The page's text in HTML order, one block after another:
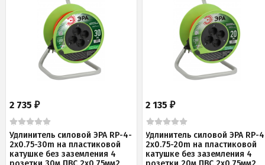
2 735 ₽
Удлинитель силовой ЭРА RP-4-
2x0.75-30m на пластиковой
катушке без заземления 4
2 135₽
Удлинитель силовой ЭРА RP-
2x0.75-20m на пластиковой
катушке без заземления 4